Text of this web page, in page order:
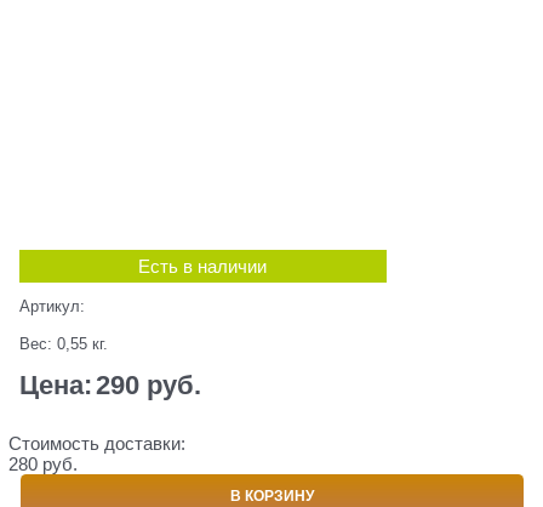
Есть в наличии
Артикул:
Вес: 0,55 кг.
Цена:290 руб.
Стоимость доставки:
280 руб.
В КОРЗИНУ